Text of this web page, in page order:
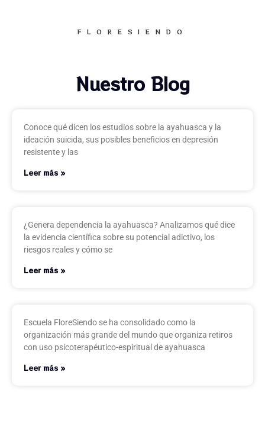
FLORESIENDO
Nuestro Blog
Conoce qué dicen los estudios sobre la ayahuasca y la
ideación suicida, sus posibles beneficios en depresión
resistente y las
Leer más »
¿Genera dependencia la ayahuasca? Analizamos qué dice
la evidencia científica sobre su potencial adictivo, los
riesgos reales y cómo se
Leer más »
Escuela FloreSiendo se ha consolidado como la
organización más grande del mundo que organiza retiros
con uso psicoterapéutico-espiritual de ayahuasca
Leer más »